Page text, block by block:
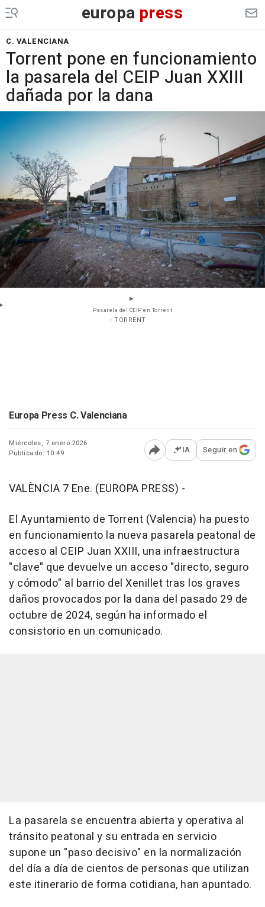
europa press
C. VALENCIANA
Torrent pone en funcionamiento
la pasarela del CEIP Juan XXIII
dañada por la dana
Pasarela del CEIP en Torrent
- TORRENT
Europa Press C. Valenciana
Miércoles, 7 enero 2026
Publicado: 10:49
Abrir opciones para
IA Seguir en
VALÈNCIA 7 Ene. (EUROPA PRESS) -
El Ayuntamiento de Torrent (Valencia) ha puesto
en funcionamiento la nueva pasarela peatonal de
acceso al CEIP Juan XXIII, una infraestructura
"clave" que devuelve un acceso "directo, seguro
y cómodo" al barrio del Xenillet tras los graves
daños provocados por la dana del pasado 29 de
octubre de 2024, según ha informado el
consistorio en un comunicado.
La pasarela se encuentra abierta y operativa al
tránsito peatonal y su entrada en servicio
supone un "paso decisivo" en la normalización
del día a día de cientos de personas que utilizan
este itinerario de forma cotidiana, han apuntado.